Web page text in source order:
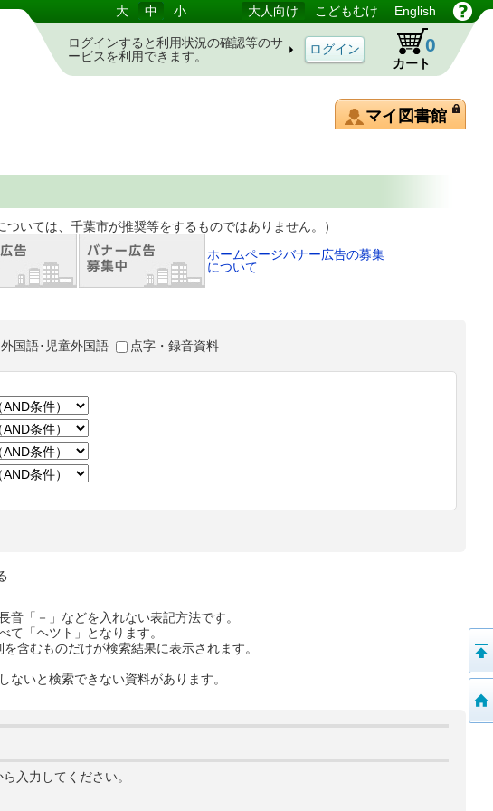
大 中 小 大人向け こどもむけ English
ログインすると利用状況の確認等のサ
ービスを利用できます。
カート
0
マイ図書館
推奨等をするものではありません。）
ホームページバナー広告の募集
について
外国語･児童外国語 点字・録音資料
「－」などを入れない表記方法です。
て「ヘツト」となります。
含むものだけが検索結果に表示されます。
いと検索できない資料があります。
入力してください。